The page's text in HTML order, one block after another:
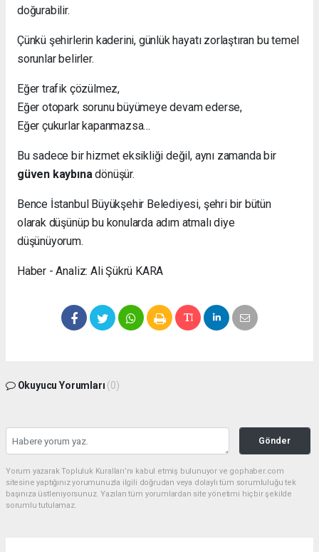
doğurabilir.
Çünkü şehirlerin kaderini, günlük hayatı zorlaştıran bu temel
sorunlar belirler.
Eğer trafik çözülmez,
Eğer otopark sorunu büyümeye devam ederse,
Eğer çukurlar kapanmazsa…
Bu sadece bir hizmet eksikliği değil, aynı zamanda bir
güven kaybınadönüşür.
Bence İstanbul Büyükşehir Belediyesi, şehri bir bütün
olarak düşünüp bu konularda adım atmalı diye
düşünüyorum.
Haber - Analiz: Ali Şükrü KARA
Okuyucu Yorumları (0)
Gönder
Yorum yazarak Topluluk Kuralları’nı kabul etmiş bulunuyor ve gophaber.com
sitesine yaptığınız yorumunuzla ilgili doğrudan veya dolaylı tüm sorumluluğu tek
başınıza üstleniyorsunuz. Yazılan tüm yorumlardan site yönetimi hiçbir şekilde
sorumlu tutulamaz.